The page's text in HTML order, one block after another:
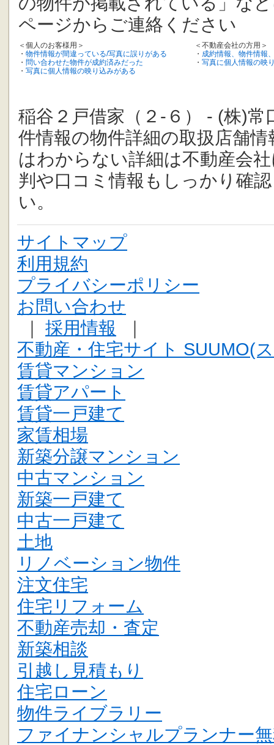
ページからご連絡ください
＜個人のお客様用＞
・ 物件情報が間違っている/写真に誤りがある
・ 問い合わせた物件が成約済みだった
・ 写真に個人情報の映り込みがある
＜不動産会社の方用＞
・ 成約情報、物件情報
・ 写真に個人情報の映
稲谷２戸借家（２-６） - (株)
件情報の物件詳細の取扱店舗
はわからない詳細は不動産会
判や口コミ情報もしっかり確
い。
サイトマップ
利用規約
プライバシーポリシー
お問い合わせ
｜ 採用情報 ｜
不動産・住宅サイト SUUMO(
賃貸マンション
賃貸アパート
賃貸一戸建て
家賃相場
新築分譲マンション
中古マンション
新築一戸建て
中古一戸建て
土地
リノベーション物件
注文住宅
住宅リフォーム
不動産売却・査定
新築相談
引越し見積もり
住宅ローン
物件ライブラリー
ファイナンシャルプランナー